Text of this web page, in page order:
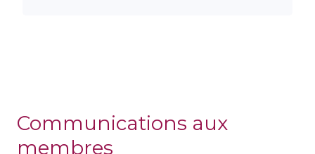
Communications aux
membres